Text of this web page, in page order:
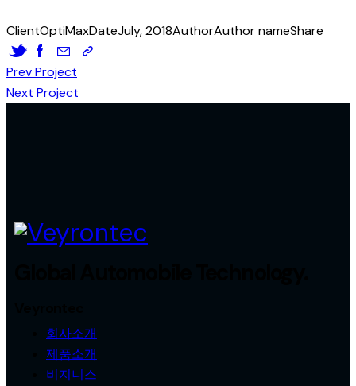
ClientOptiMaxDateJuly, 2018AuthorAuthor nameShare
글
탐
Prev Project
Next Project
회사소개
제품소개
비지니스